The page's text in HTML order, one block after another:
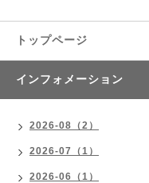
トップページ
インフォメーション
2026-08（2）
2026-07（1）
2026-06（1）